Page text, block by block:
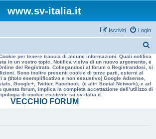
www.sv-italia.it
Login
Iscriviti
e
r
a
per tenere traccia di alcune informazioni. Quali notifica
in un vostro topic, Notifica visiva di un nuovo argomento, e
del Registrato. Collegandosi al forum o Registrandosi, si
Sono inoltre presenti cookie di terze parti, esterni al
a (titolo esemplificativo e non esaustivo) Google Adsense,
Google+, Twitter, Facebook, (e altri Social Network), e ad
forum, implica la completa accettazione dell’utilizzo di
di cookie esistente su sv-italia.it.
VECCHIO FORUM